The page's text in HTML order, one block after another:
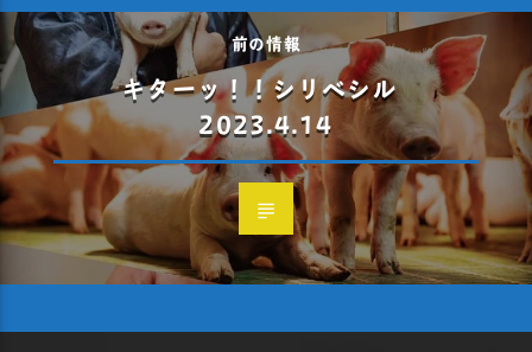
前の情報
キターッ！！シリベシル
2023.4.14